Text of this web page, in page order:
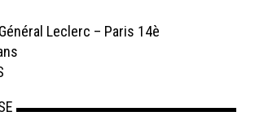
Leclerc – Paris 14è
▬▬▬▬▬▬▬▬▬▬▬▬▬▬▬